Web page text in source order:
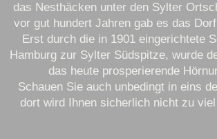
das Nesthäcken unter den Sylter
vor gut hundert Jahren gab es das
Erst durch die in 1901 eingerichtete
Hamburg zur Sylter Südspitze, wurde
das heute prosperierende
Schauen Sie auch unbedingt in eins
dort wird Ihnen sicherlich nicht zu